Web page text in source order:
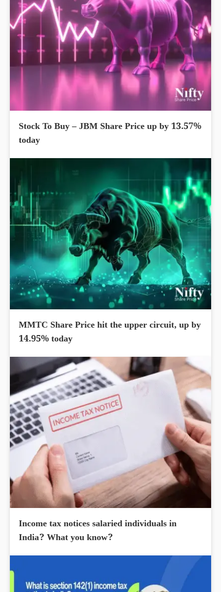
Stock To Buy – JBM Share Price up by 13.57%
today
MMTC Share Price hit the upper circuit, up by
14.95% today
Income tax notices salaried individuals in
India? What you know?